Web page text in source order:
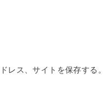
レス、サイトを保存する。